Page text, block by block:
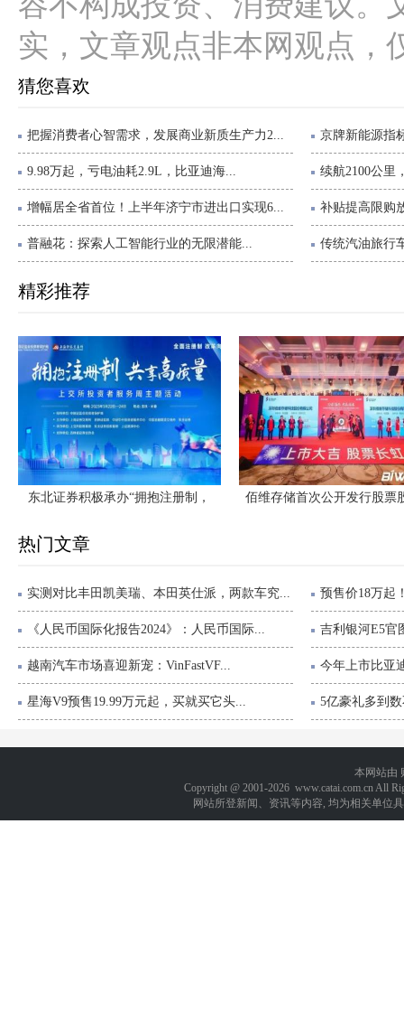
实，文章观点非本网观点，
猜您喜欢
把握消费者心智需求，发展商业新质生产力2... 京牌新能源指
9.98万起，亏电油耗2.9L，比亚迪海... 续航2100公里
增幅居全省首位！上半年济宁市进出口实现6... 补贴提高限购
普融花：探索人工智能行业的无限潜能... 传统汽油旅行
精彩推荐
东北证券积极承办“拥抱注册制， 佰维存储首次公开发行股票
热门文章
实测对比丰田凯美瑞、本田英仕派，两款车究... 预售价18万起
《人民币国际化报告2024》：人民币国际... 吉利银河E5官
越南汽车市场喜迎新宠：VinFastVF... 今年上市比亚
星海V9预售19.99万元起，买就买它头... 5亿豪礼多到
本网站由
Copyright @ 2001-2026 www.catai.com.cn All
网站所登新闻、资讯等内容, 均为相关单位